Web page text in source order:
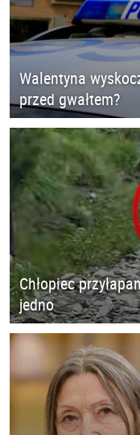
Walentyna
przed gwałtem?
Chłopiec
jedno